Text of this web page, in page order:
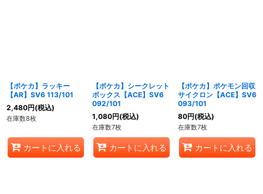
【ポケカ】ラッキー
【AR】SV6 113/101
2,480円(税込)
在庫数8枚
カートに入れる
【ポケカ】シークレット
ボックス【ACE】SV6
092/101
1,080円(税込)
在庫数7枚
カートに入れる
【ポケカ】ポケモン回収
サイクロン【ACE】SV6
093/101
80円(税込)
在庫数7枚
カートに入れる